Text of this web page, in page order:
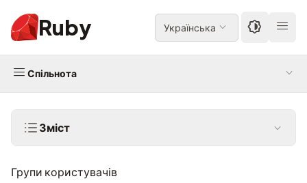
Ruby Українська
Спільнота
Зміст
Групи користувачів